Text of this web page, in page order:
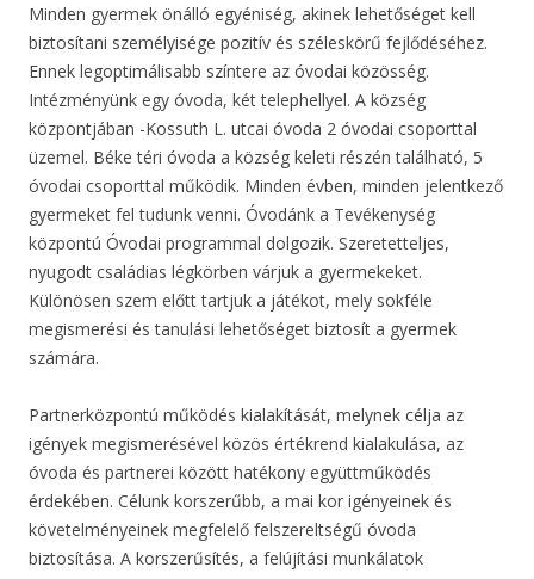
Minden gyermek önálló egyéniség, akinek lehetőséget kell
biztosítani személyisége pozitív és széleskörű fejlődéséhez.
Ennek legoptimálisabb színtere az óvodai közösség.
Intézményünk egy óvoda, két telephellyel. A község
központjában -Kossuth L. utcai óvoda 2 óvodai csoporttal
üzemel. Béke téri óvoda a község keleti részén található, 5
óvodai csoporttal működik. Minden évben, minden jelentkező
gyermeket fel tudunk venni. Óvodánk a Tevékenység
központú Óvodai programmal dolgozik. Szeretetteljes,
nyugodt családias légkörben várjuk a gyermekeket.
Különösen szem előtt tartjuk a játékot, mely sokféle
megismerési és tanulási lehetőséget biztosít a gyermek
számára.
Partnerközpontú működés kialakítását, melynek célja az
igények megismerésével közös értékrend kialakulása, az
óvoda és partnerei között hatékony együttműködés
érdekében. Célunk korszerűbb, a mai kor igényeinek és
követelményeinek megfelelő felszereltségű óvoda
biztosítása. A korszerűsítés, a felújítási munkálatok